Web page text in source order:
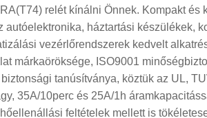
relét kínálni Önnek. Kompakt és
autóelektronika, háztartási készülékek,
vezérlőrendszerek kedvelt
márkaöröksége, ISO9001
tanúsítványa, köztük az UL,
35A/10perc és 25A/1h
feltételek mellett is